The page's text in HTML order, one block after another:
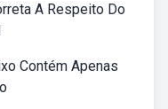
A Respeito Do
Contém Apenas